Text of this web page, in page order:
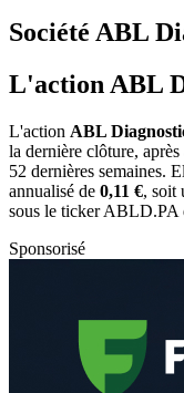
Société ABL
L'action ABL
L'action ABL
la dernière clôture,
52 dernières semaines.
annualisé de 0,11 €, soit
sous le tickerABLD.PA
Sponsorisé